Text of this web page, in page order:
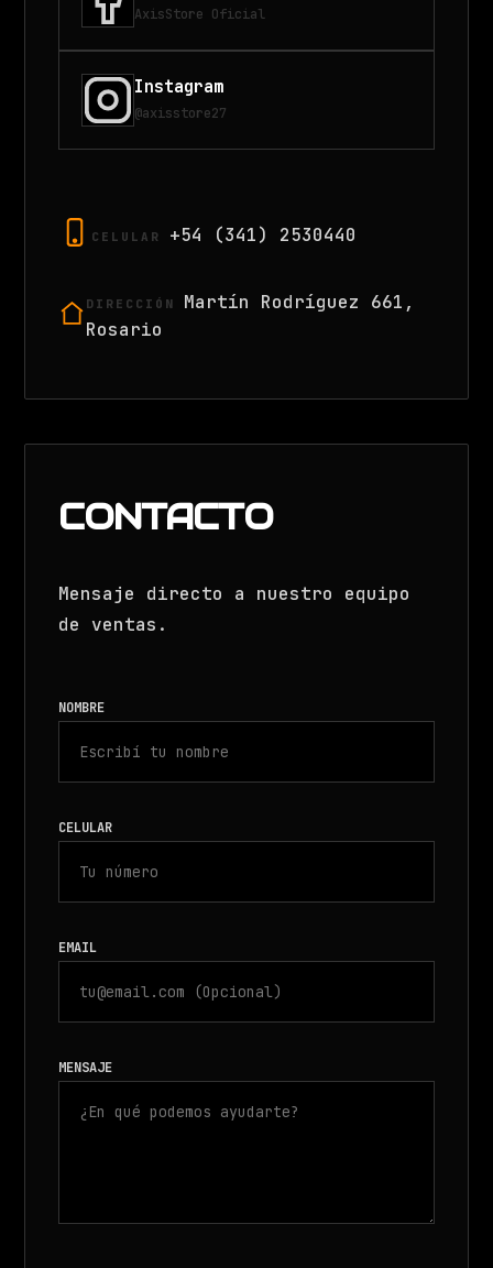
AxisStore Oficial
Instagram
@axisstore27
CELULAR +54 (341) 2530440
DIRECCIÓN
Martín Rodríguez 661,
Rosario
CONTACTO
Mensaje directo a nuestro equipo
de ventas.
NOMBRE
CELULAR
EMAIL
MENSAJE